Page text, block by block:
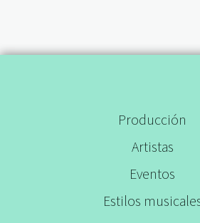
Producción
Artistas
Eventos
Estilos